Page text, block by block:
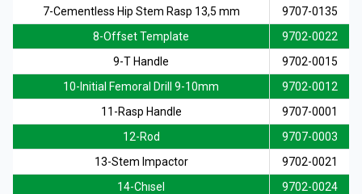
TÜRKÇE
7-Cementless Hip Stem Rasp 13,5 mm
9707-0135
8-Offset Template
9702-0022
9-T Handle
9702-0015
10-Initial Femoral Drill 9-10mm
9702-0012
11-Rasp Handle
9707-0001
12-Rod
9707-0003
13-Stem Impactor
9702-0021
14-Chısel
9702-0024